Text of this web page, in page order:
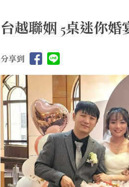
台越聯姻 5桌迷你婚
分享到